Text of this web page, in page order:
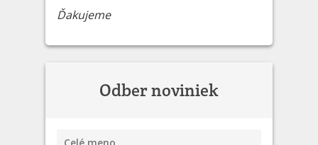
Ďakujeme
Odber noviniek